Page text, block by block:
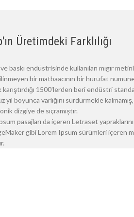
Üretimdeki Farklılığı
baskı endüstrisinde kullanılan mıgır
bir matbaacının bir hurufat
karıştırdığı 1500'lerden beri endüstri
yıl boyunca varlığını sürdürmekle
dizgiye de sıçramıştır.
pasajları da içeren Letraset
gibi Lorem Ipsum sürümleri içeren